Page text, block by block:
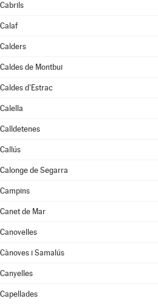
Cabrils
Calaf
Calders
Caldes de Montbui
Caldes d'Estrac
Calella
Calldetenes
Callús
Calonge de Segarra
Campins
Canet de Mar
Canovelles
Cànoves i Samalús
Canyelles
Capellades